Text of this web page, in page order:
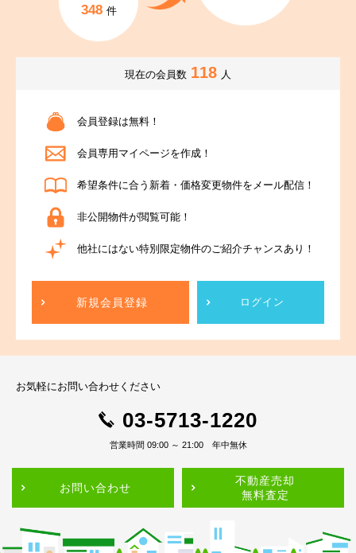
348 件
現在の会員数 118 人
会員登録は無料！
会員専用マイページを作成！
希望条件に合う新着・価格変更物件をメール配信！
非公開物件が閲覧可能！
他社にはない特別限定物件のご紹介チャンスあり！
新規会員登録 ログイン
お気軽にお問い合わせください
03-5713-1220
営業時間 09:00 ～ 21:00 年中無休
お問い合わせ
不動産売却
無料査定